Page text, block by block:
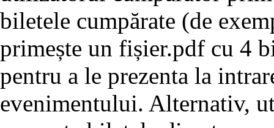
biletele cumpărate (de
primește un fișier.pdf cu 4
pentru a le prezenta la
evenimentului. Alternativ,